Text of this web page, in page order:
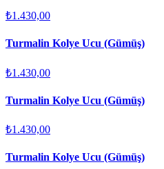
₺1.430,00
Turmalin Kolye Ucu (Gümüş)
₺1.430,00
Turmalin Kolye Ucu (Gümüş)
₺1.430,00
Turmalin Kolye Ucu (Gümüş)